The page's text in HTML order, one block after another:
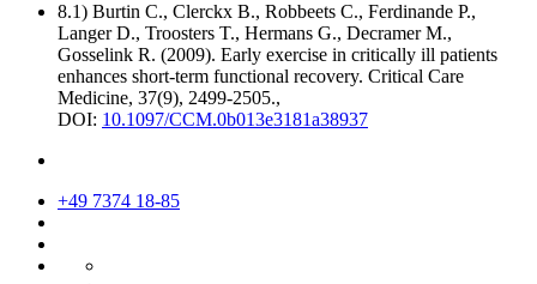
8.1) Burtin C., Clerckx B., Robbeets C., Ferdinande P.,
Langer D., Troosters T., Hermans G., Decramer M.,
Gosselink R. (2009). Early exercise in critically ill patients
enhances short-term functional recovery. Critical Care
Medicine, 37(9), 2499-2505.,
DOI: 10.1097/CCM.0b013e3181a38937
+49 7374 18-85